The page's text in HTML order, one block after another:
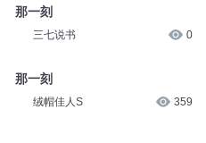
那一刻
三七说书 0
那一刻
绒帽佳人S 359